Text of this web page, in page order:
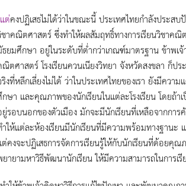
แต่คงปฏิเสธไม่ได้ว่าในขณะนี้ ประเทศไทยกำลังประส
าคณิตศาสตร์ ซึ่งทำให้ผลสัมฤทธิ์ทางการเรียนวิชาค
ยมศึกษา อยู่ในระดับที่ต่ำกว่าเกณฑ์มาตรฐาน ข้าพเจ้
ตศาสตร์ โรงเรียนควนเนียงวิทยา จังหวัดสงขลา ก็ป
งที่หลีกเลี่ยงไม่ได้ ว่าในประเทศไทยของเรา ยังมีคว
ษา และคุณภาพของนักเรียนในแต่ละโรงเรียน โดยถ้าเ
รอบนอกของตัวเมือง มักจะมีนักเรียนที่เหลือจากการ
ให้แต่ละห้องเรียนมีนักเรียนที่มีความพร้อมทางฐานะ
คงจะปฏิเสธการจัดการเรียนรู้ให้กับนักเรียนที่ด้อยคุ
ายามหาวิธีพัฒนานักเรียน ให้มีความสามารถในการ